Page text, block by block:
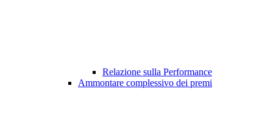
Relazione sulla Performance
Ammontare complessivo dei premi